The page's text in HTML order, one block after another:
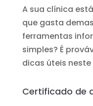
A sua clínica
que gasta
ferramentas
simples? É
dicas úteis neste
Certificado de